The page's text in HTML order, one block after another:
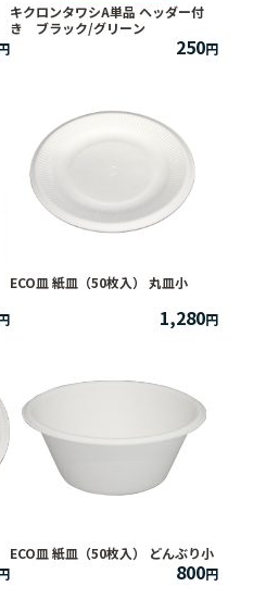
キクロンタワシA単品 ヘッダー付
き ブラック/グリーン
250
ECO皿 紙皿（50枚入） 丸皿小
1,280
ECO皿 紙皿（50枚入） どんぶり小
800